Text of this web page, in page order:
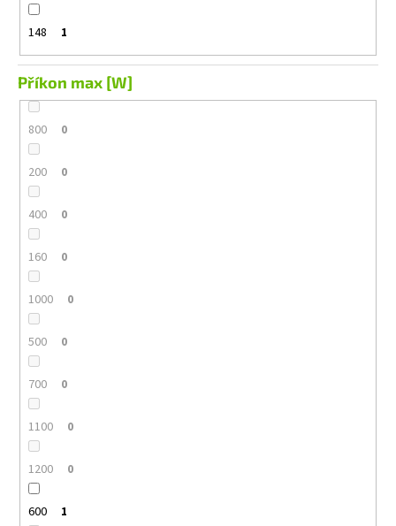
148 1
Příkon max [W]
800 0
200 0
400 0
160 0
1000 0
500 0
700 0
1100 0
1200 0
600 1